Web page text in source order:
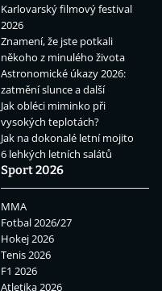
Karlovarský filmový festival
2026
Znamení, že jste potkali
někoho z minulého života
Astronomické úkazy 2026:
zatmění slunce a další
Jak obléci miminko při
vysokých teplotách?
Jak na dokonalé letní mojito
6 lehkých letních salátů
Sport 2026
MMA
Fotbal 2026/27
Hokej 2026
Tenis 2026
F1 2026
Atletika 2026